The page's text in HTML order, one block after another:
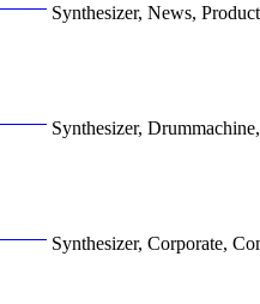
Synthesizer, News,
Synthesizer,
Synthesizer, Corporate,